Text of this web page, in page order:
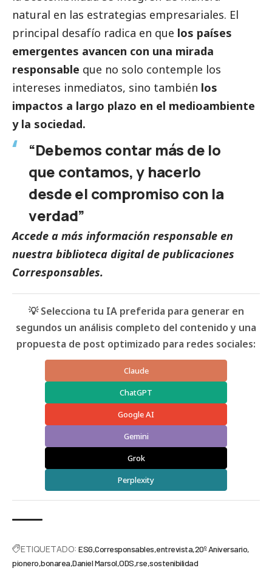
natural en las estrategias empresariales. El
principal desafío radica en que los países
emergentes avancen con una mirada
responsable que no solo contemple los
intereses inmediatos, sino también los
impactos a largo plazo en el medioambiente
y la sociedad.
“Debemos contar más de lo
que contamos, y hacerlo
desde el compromiso con la
verdad”
Accede a más información responsable en
nuestra biblioteca digital de publicaciones
Corresponsables.
💡 Selecciona tu IA preferida para generar en
segundos un análisis completo del contenido y una
propuesta de post optimizado para redes sociales:
Claude
ChatGPT
Google AI
Gemini
Grok
Perplexity
ETIQUETADO: ESG Corresponsables entrevista 20º Aniversario
pionero bonarea Daniel Marsol ODS rse sostenibilidad